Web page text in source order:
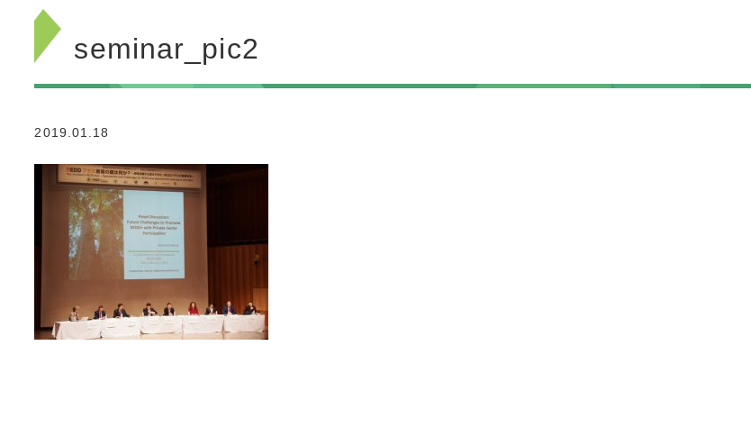
seminar_pic2
2019.01.18